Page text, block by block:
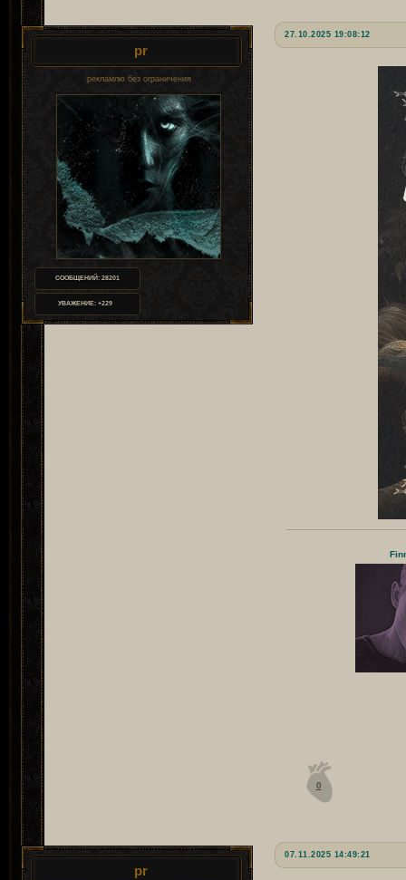
27.10.2025 19:08:12
pr
рекламлю без ограничения
СООБЩЕНИЙ: 28201
УВАЖЕНИЕ: +229
0
07.11.2025 14:49:21
pr